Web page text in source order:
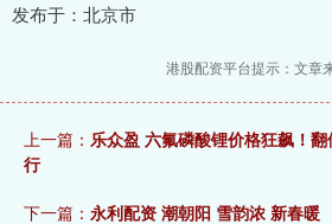
发布于：北京市
港股配资平台提示：文章
上一篇： 乐众盈 六氟磷酸锂价格狂飙！
行
下一篇： 永利配资 潮朝阳 雪韵浓 新春暖